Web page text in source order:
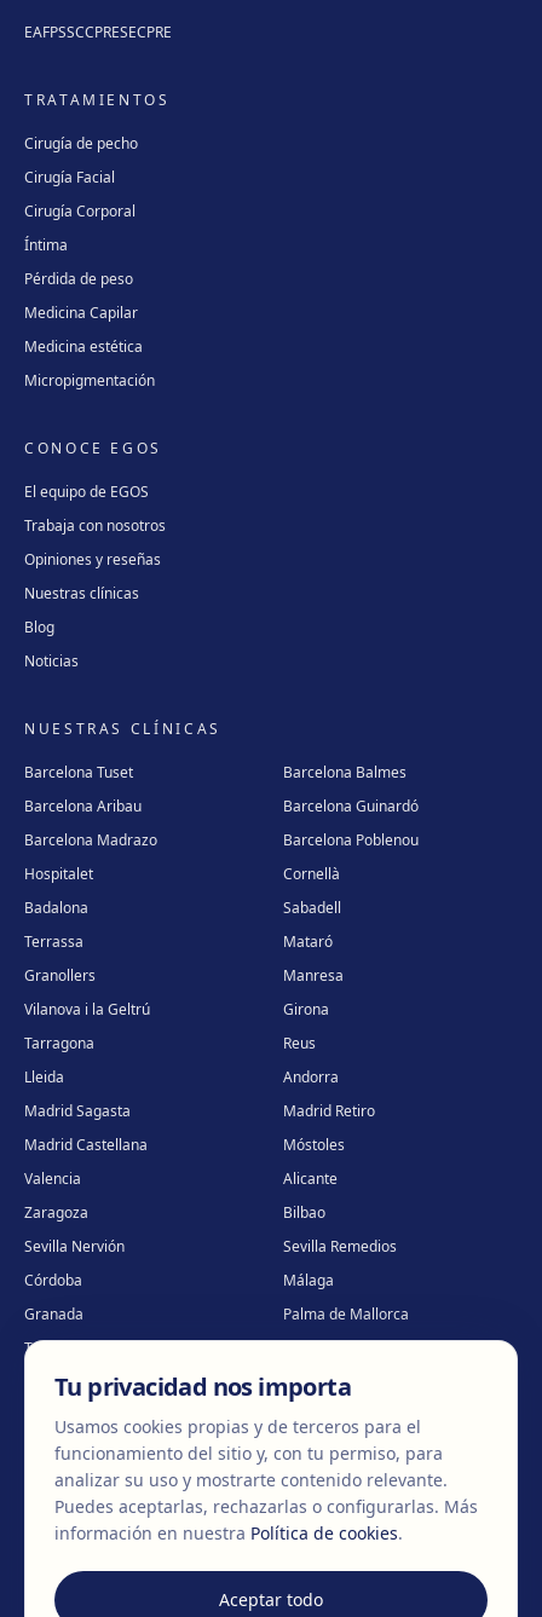
EAFPSSCCPRESECPRE
TRATAMIENTOS
Cirugía de pecho
Cirugía Facial
Cirugía Corporal
Íntima
Pérdida de peso
Medicina Capilar
Medicina estética
Micropigmentación
CONOCE EGOS
El equipo de EGOS
Trabaja con nosotros
Opiniones y reseñas
Nuestras clínicas
Blog
Noticias
NUESTRAS CLÍNICAS
Barcelona Tuset
Barcelona Balmes
Barcelona Aribau
Barcelona Guinardó
Barcelona Madrazo
Barcelona Poblenou
Hospitalet
Cornellà
Badalona
Sabadell
Terrassa
Mataró
Granollers
Manresa
Vilanova i la Geltrú
Girona
Tarragona
Reus
Lleida
Andorra
Madrid Sagasta
Madrid Retiro
Madrid Castellana
Móstoles
Valencia
Alicante
Zaragoza
Bilbao
Sevilla Nervión
Sevilla Remedios
Córdoba
Málaga
Granada
Palma de Mallorca
Tenerife
Portugal · Famalicão
Portugal · Guimarães
Clínica virtual
2026 Clínica EGOS — Cirugía plástica, estética y reparadora
Aviso LegalPolítica de cookiesPolítica de Privacidad
Tu privacidad nos importa
Usamos cookies propias y de terceros para el
funcionamiento del sitio y, con tu permiso, para
analizar su uso y mostrarte contenido relevante.
Puedes aceptarlas, rechazarlas o configurarlas. Más
información en nuestra Política de cookies.
Aceptar todo